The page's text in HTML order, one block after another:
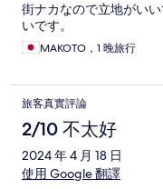
街ナカなので立地がい
いです。
MAKOTO，1 晚旅行
旅客真實評論
2/10 不太好
2024 年 4 月 18 日
使用 Google 翻譯